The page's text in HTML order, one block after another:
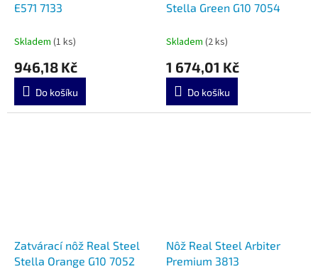
E571 7133
Skladem (1 ks)
946,18 Kč
Do košíku
Stella Green G10 7054
Skladem (2 ks)
1 674,01 Kč
Do košíku
Zatvárací nôž Real Steel
Stella Orange G10 7052
Nôž Real Steel Arbiter
Premium 3813